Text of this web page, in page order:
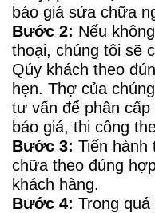
báo giá sửa chữa
Bước 2: Nếu
thoại, chúng tôi sẽ
Qúy khách theo
hẹn. Thợ của
tư vấn để phân cấp
báo giá, thi công
Bước 3: Tiến hành
chữa theo đúng
khách hàng.
Bước 4: Trong